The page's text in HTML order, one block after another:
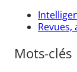
Mots-clés